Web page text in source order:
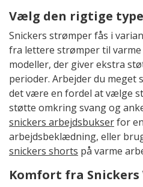
Vælg den rigtige
Snickers strømper fås i
fra lettere strømper til
modeller, der giver ekstra
perioder. Arbejder du meget
det være en fordel at vælge
støtte omkring svang og
snickers arbejdsbukserfor
arbejdsbeklædning, eller
snickers shorts på varme
Komfort fra Snickers